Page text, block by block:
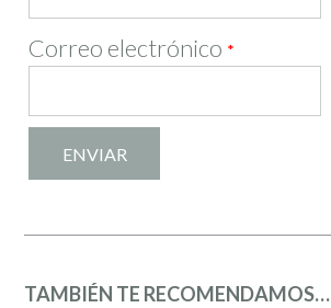
Correo electrónico *
TAMBIÉN TE RECOMENDAMOS…